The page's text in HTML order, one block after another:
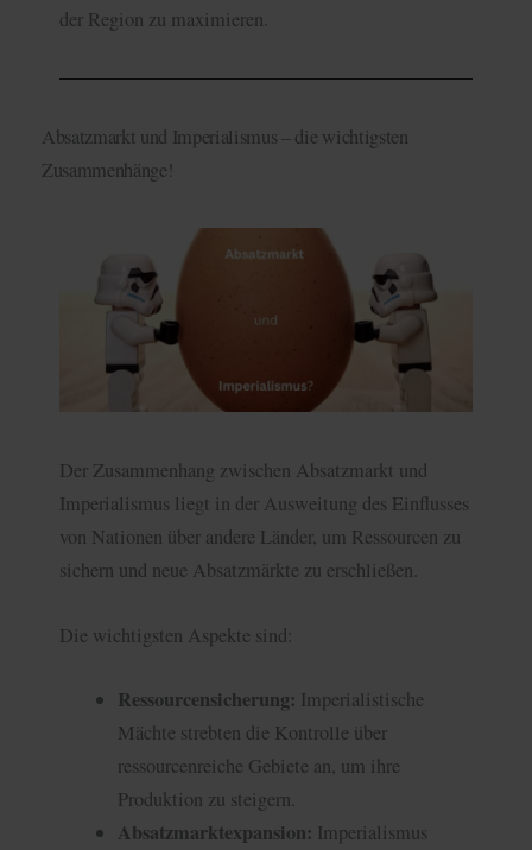
der Region zu maximieren.
Absatzmarkt und Imperialismus – die wichtigsten
Zusammenhänge!
Der Zusammenhang zwischen Absatzmarkt und
Imperialismus liegt in der Ausweitung des Einflusses
von Nationen über andere Länder, um Ressourcen zu
sichern und neue Absatzmärkte zu erschließen.
Die wichtigsten Aspekte sind:
Ressourcensicherung: Imperialistische
Mächte strebten die Kontrolle über
ressourcenreiche Gebiete an, um ihre
Produktion zu steigern.
Absatzmarktexpansion: Imperialismus